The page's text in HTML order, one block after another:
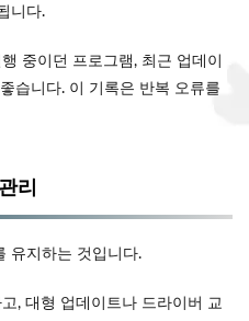
니다.
중이던 프로그램, 최근 업데이
습니다. 이 기록은 반복 오류를
리
유지하는 것입니다.
, 대형 업데이트나 드라이버 교